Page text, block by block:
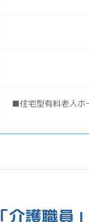
■住宅型有料老人ホ
「介護職員